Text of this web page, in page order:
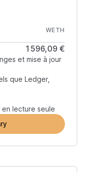
WETH
1 596,09 €
et mise à jour
que Ledger,
lecture seule